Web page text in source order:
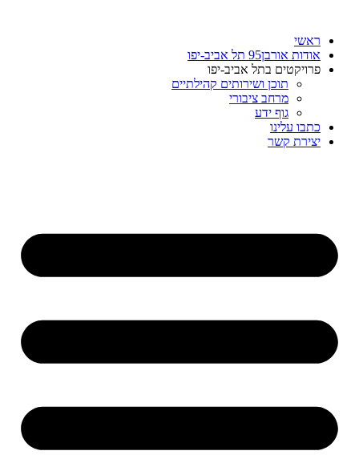
ראשי
אודות אורבן95 תל אביב-יפו
פרויקטים בתל אביב-יפו
תוכן ושירותים קהילתיים
מרחב ציבורי
גוף ידע
כתבו עלינו
יצירת קשר